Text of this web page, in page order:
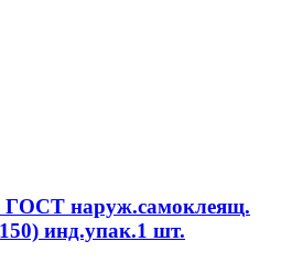
ГОСТ наруж.самоклеящ.
инд.упак.1 шт.